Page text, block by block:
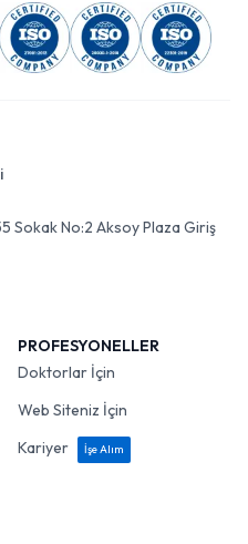
Sokak No:2 Aksoy Plaza Giriş
PROFESYONELLER
Doktorlar İçin
Web Siteniz İçin
Kariyer
İşe Alım